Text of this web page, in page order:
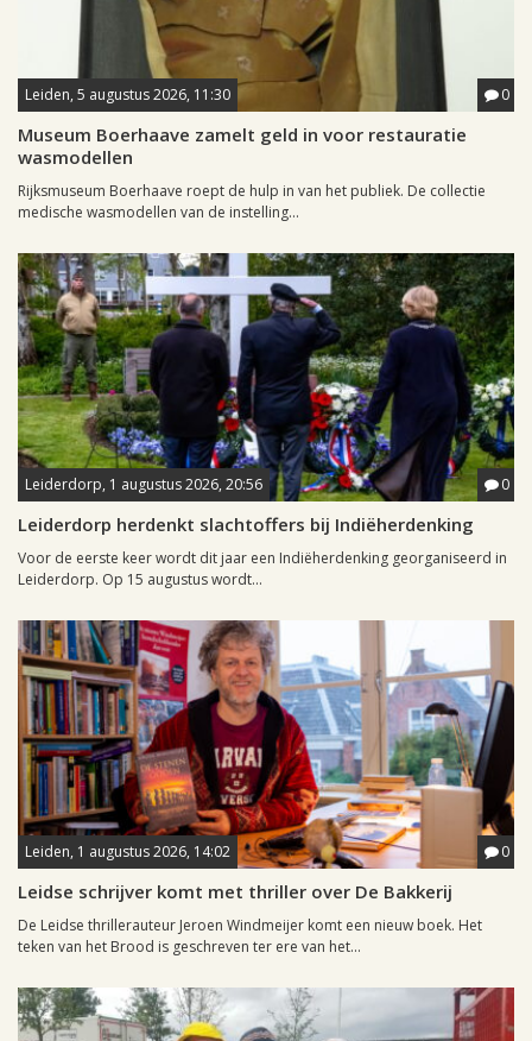
Leiden, 5 augustus 2026, 11:30 0
Museum Boerhaave zamelt geld in voor restauratie
wasmodellen
Rijksmuseum Boerhaave roept de hulp in van het publiek. De collectie
medische wasmodellen van de instelling...
Leiderdorp, 1 augustus 2026, 20:56 0
Leiderdorp herdenkt slachtoffers bij Indiëherdenking
Voor de eerste keer wordt dit jaar een Indiëherdenking georganiseerd in
Leiderdorp. Op 15 augustus wordt...
Leiden, 1 augustus 2026, 14:02 0
Leidse schrijver komt met thriller over De Bakkerij
De Leidse thrillerauteur Jeroen Windmeijer komt een nieuw boek. Het
teken van het Brood is geschreven ter ere van het...